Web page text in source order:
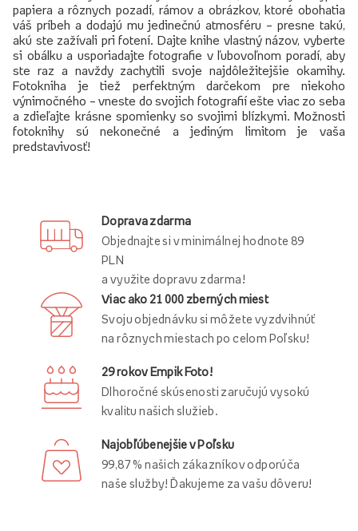
papiera a rôznych pozadí, rámov a obrázkov, ktoré obohatia
váš príbeh a dodajú mu jedinečnú atmosféru – presne takú,
akú ste zažívali pri fotení. Dajte knihe vlastný názov, vyberte
si obálku a usporiadajte fotografie v ľubovoľnom poradí, aby
ste raz a navždy zachytili svoje najdôležitejšie okamihy.
Fotokniha je tiež perfektným darčekom pre niekoho
výnimočného – vneste do svojich fotografií ešte viac zo seba
a zdieľajte krásne spomienky so svojimi blízkymi. Možnosti
fotoknihy sú nekonečné a jediným limitom je vaša
predstavivosť!
Doprava zdarma
Objednajte si v minimálnej hodnote 89
PLN
a využite dopravu zdarma!
Viac ako 21 000 zberných miest
Svoju objednávku si môžete vyzdvihnúť
na rôznych miestach po celom Poľsku!
29 rokov Empik Foto!
Dlhoročné skúsenosti zaručujú vysokú
kvalitu našich služieb.
Najobľúbenejšie v Poľsku
99,87 % našich zákazníkov odporúča
naše služby! Ďakujeme za vašu dôveru!